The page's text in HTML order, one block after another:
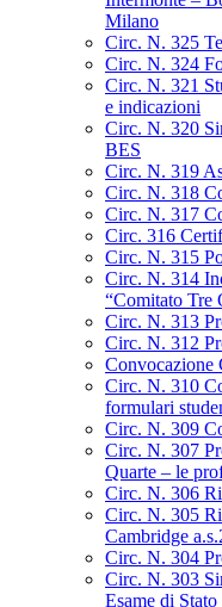
Milano
Circ. N. 325
Circ. N. 324
Circ. N. 321
e indicazioni
Circ. N. 320
BES
Circ. N. 319
Circ. N. 318
Circ. N. 317
Circ. 316
Circ. N. 315
Circ. N. 314
“Comitato Tre
Circ. N. 313
Circ. N. 312
Convocazione
Circ. N. 310
formulari
Circ. N. 309
Circ. N. 307
Quarte – le
Circ. N. 306
Circ. N. 305
Cambridge
Circ. N. 304
Circ. N. 303
Esame di Stato